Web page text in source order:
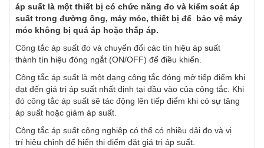
áp suất là một thiết bị có chức năng đo và kiểm soát áp
suất trong đường ống, máy móc, thiết bị để bảo vệ máy
móc không bị quá áp hoặc thấp áp.
Công tắc áp suất đo và chuyển đổi các tín hiệu áp suất
thành tín hiệu đóng ngắt (ON/OFF) để điều khiển.
Công tắc áp suất là một dạng công tắc đóng mở tiếp điểm khi
đạt đến giá trị áp suất nhất định tại đầu vào của công tắc. Khi
đó công tắc áp suất sẽ tác động lên tiếp điểm khi có sự tăng
áp suất hoặc giảm áp suất.
Công tắc áp suất công nghiệp có thể có nhiều dải đo và vị
trí hiệu chỉnh để hiển thị điểm đặt giá trị áp suất.